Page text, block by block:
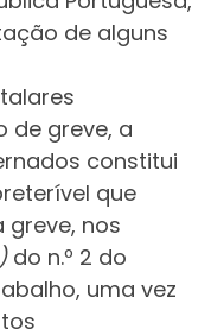
de alguns
de greve, a
constitui
que
nos
do n.º 2 do
uma vez